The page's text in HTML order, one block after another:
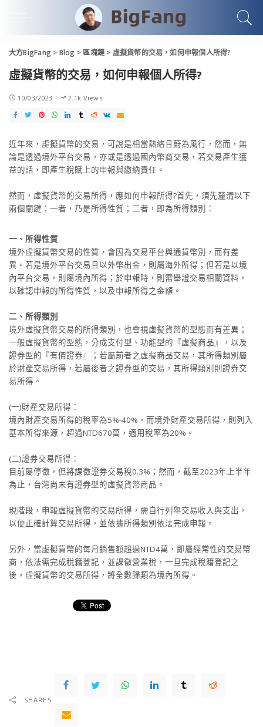
大方BigFang > Blog >區塊鏈 > 虛擬貨幣的交易，如何申報個人所得?
虛擬貨幣的交易，如何申報個人所得?
10/03/2023 2.1k Views
近年來，虛擬貨幣的交易，可說是相當熱絡且蔚為風行，然而，無
論是透過境外平台交易，亦或是透過國內幣商交易，若交易產生獲
益的話，即產生稅賦上的申報與繳納責任。
然而，虛擬貨幣的交易所得，應如何申報所得?首先，須先釐清以下
兩個關鍵：一者，乃是所得性質；二者，即為所得類別：
一、所得性質
境外虛擬貨幣交易的性質，會因為交易平台與通貨幣別，而有差
異。若是境外平台交易且以外幣出金，則屬海外所得；但若是以境
內平台交易，則屬境內所得；於申報時，則需舉證交易相關資料，
以確認申報的所得性質，以及申報所得之金額。
二、所得類別
境外虛擬貨幣交易的所得類別，也會視虛擬貨幣的型態而有差異；
一般虛擬貨幣的型態，分成支付型、功能型的『虛擬商品』，以及
證券型的『有價證券』；若屬前者之虛擬商品交易，其所得類別屬
於財產交易所得，若屬後者之證券型的交易，其所得類別則證券交
易所得。
(一)財產交易所得：
境內財產交易所得的稅率為5%-40%，而境外財產交易所得，則列入
基本所得來源，超過NTD670萬，適用稅率為20%。
(二)證券交易所得：
目前屬停徵，但將課徵證券交易稅0.3%；然而，截至2023年上半年
為止，台灣尚未有證券型的虛擬貨幣商品。
現階段，申報虛擬貨幣的交易所得，需自行列舉交易收入與支出，
以便正確計算交易所得，並依據所得類別依法完成申報。
另外，當虛擬貨幣的每月銷售額超過NTD4萬，即屬經常性的交易幣
商，依法需完成稅籍登記，並課徵營業稅，一旦完成稅籍登記之
後，虛擬貨幣的交易所得，將全數歸類為境內所得。
SHARES